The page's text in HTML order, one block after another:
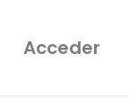
Acceder